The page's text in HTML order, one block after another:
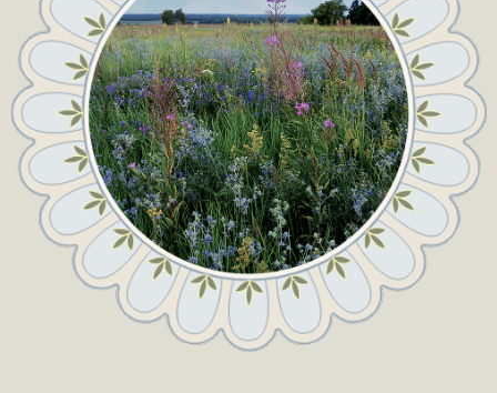
Процедура предназначена для глубокого расслабления,
оздоровления и детоксикации организма в щадящем
режиме.
Забронировать услугу возможно при заселении,
Стоимость одного сеанса - 700р
БРОНИРОВАТЬ ДОМ